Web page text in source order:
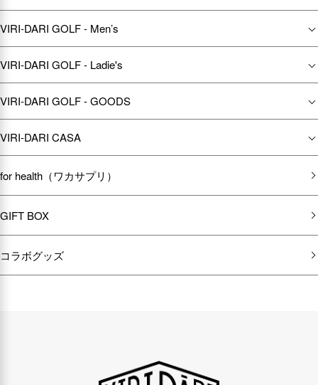
VIRI-DARI GOLF - Men’s
VIRI-DARI GOLF - Ladie's
VIRI-DARI GOLF - GOODS
VIRI-DARI CASA
for health（ワカサプリ）
GIFT BOX
コラボグッズ